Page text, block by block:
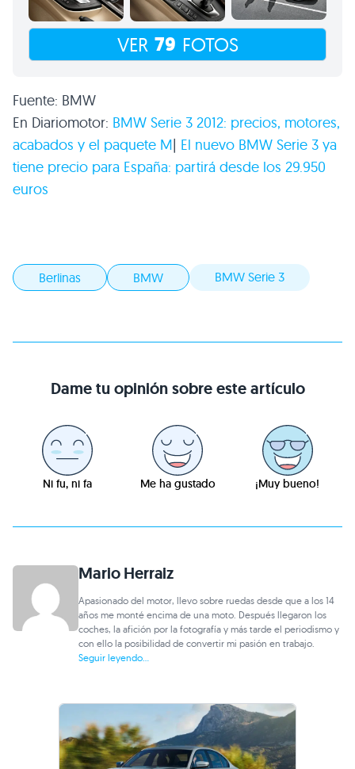
VER 79 FOTOS
Fuente: BMW
En Diariomotor: BMW Serie 3 2012: precios, motores,
acabados y el paquete M| El nuevo BMW Serie 3 ya
tiene precio para España: partirá desde los 29.950
euros
Berlinas BMW BMW Serie 3
Dame tu opinión sobre este artículo
Ni fu, ni fa Me ha gustado ¡Muy bueno!
Mario Herraiz
Apasionado del motor, llevo sobre ruedas desde que a los 14
años me monté encima de una moto. Después llegaron los
coches, la afición por la fotografía y más tarde el periodismo y
con ello la posibilidad de convertir mi pasión en trabajo.
Seguir leyendo...